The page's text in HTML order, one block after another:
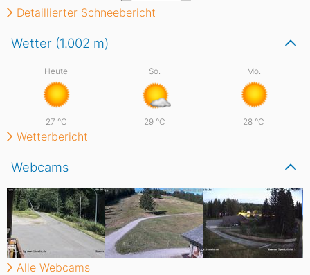
Detaillierter Schneebericht
Wetter (1.002 m)
Heute
27 °C
So.
29 °C
Mo.
28 °C
Wetterbericht
Webcams
Alle Webcams